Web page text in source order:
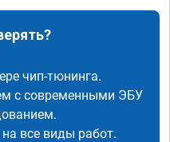
чип-тюнинга.
с современными ЭБУ
все виды работ.